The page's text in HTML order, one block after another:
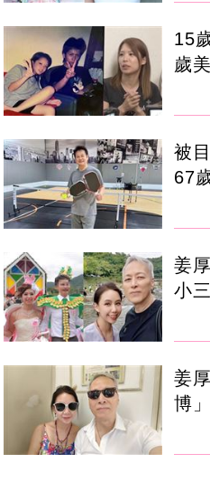
15
歲
被
67
姜
小
姜
博